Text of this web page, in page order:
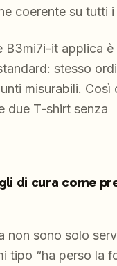
coerente su tutti
B3mi7i-it applica è
stesso
misurabili. Così
due T-shirt senza
di cura come
non sono solo
tipo “ha perso la